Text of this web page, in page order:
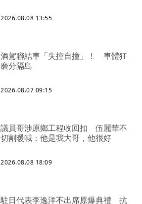
2026.08.08 13:55
酒駕聯結車「失控自撞」！ 車體狂
磨分隔島
2026.08.07 09:15
議員哥涉原鄉工程收回扣 伍麗華不
切割暖喊：他是我大哥，他很好
2026.08.08 18:09
駐日代表李逸洋不出席原爆典禮 抗